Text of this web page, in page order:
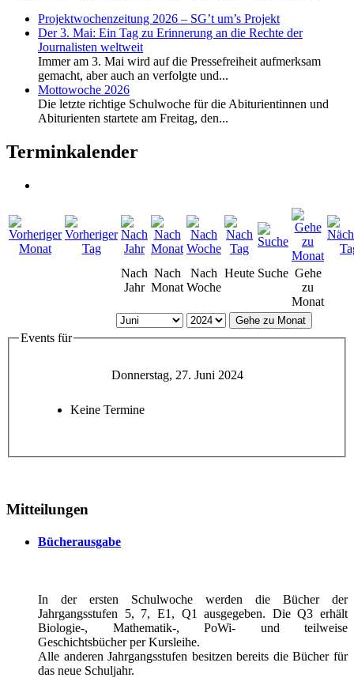
Projektwochenzeitung 2026 – SG’t um’s Projekt
Der 3. Mai: Ein Tag zu Erinnerung an die Rechte der
Journalisten weltweit
Immer am 3. Mai wird auf die Pressefreiheit aufmerksam
gemacht, aber auch an verfolgte und...
Mottowoche 2026
Die letzte richtige Schulwoche für die Abiturientinnen und
Abiturienten startete am Freitag, den...
Terminkalender
Nach
Jahr
Nach
Monat
Nach
Woche
Heute Suche Gehe
zu
Monat
Gehe zu Monat
Events für
Donnerstag, 27. Juni 2024
Keine Termine
Mitteilungen
Bücherausgabe
In der ersten Schulwoche werden die Bücher der
Jahrgangsstufen 5, 7, E1, Q1 ausgegeben. Die Q3 erhält
Biologie-, Mathematik-, PoWi- und teilweise
Geschichtsbücher per Kursleihe.
Alle anderen Jahrgangsstufen besitzen bereits die Bücher für
das neue Schuljahr.